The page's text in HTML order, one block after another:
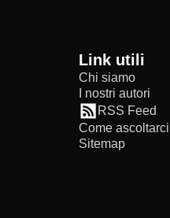
Link utili
Chi siamo
I nostri autori
RSS Feed
Come ascoltarci
Sitemap